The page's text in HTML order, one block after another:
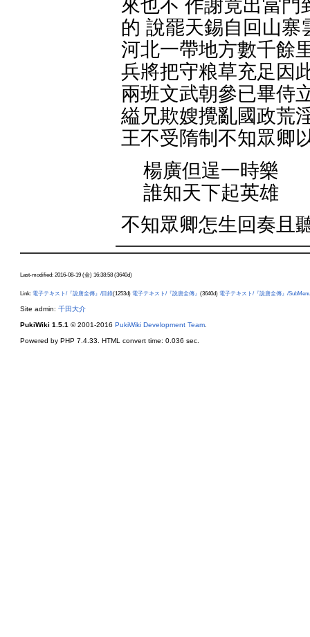
來也不 作謝竟出當門
的 說罷天錫自回山寨
河北一帶地方數千餘
兵將把守粮草充足因
兩班文武朝參已畢侍
縊兄欺嫂攪亂國政荒
王不受隋制不知眾卿
楊廣但逞一時樂
誰知天下起英雄
不知眾卿怎生回奏且
Last-modified: 2016-08-19 (金) 16:38:58 (3640d)
Link: 電子テキスト/『說唐全傳』/目錄(1253d) 電子テキスト/『說唐全傳』 (3640d) 電子テキスト/『說唐全傳』/SubMenu
Site admin: 千田大介
PukiWiki 1.5.1 © 2001-2016 PukiWiki Development Team
Powered by PHP 7.4.33. HTML convert time: 0.036 sec.